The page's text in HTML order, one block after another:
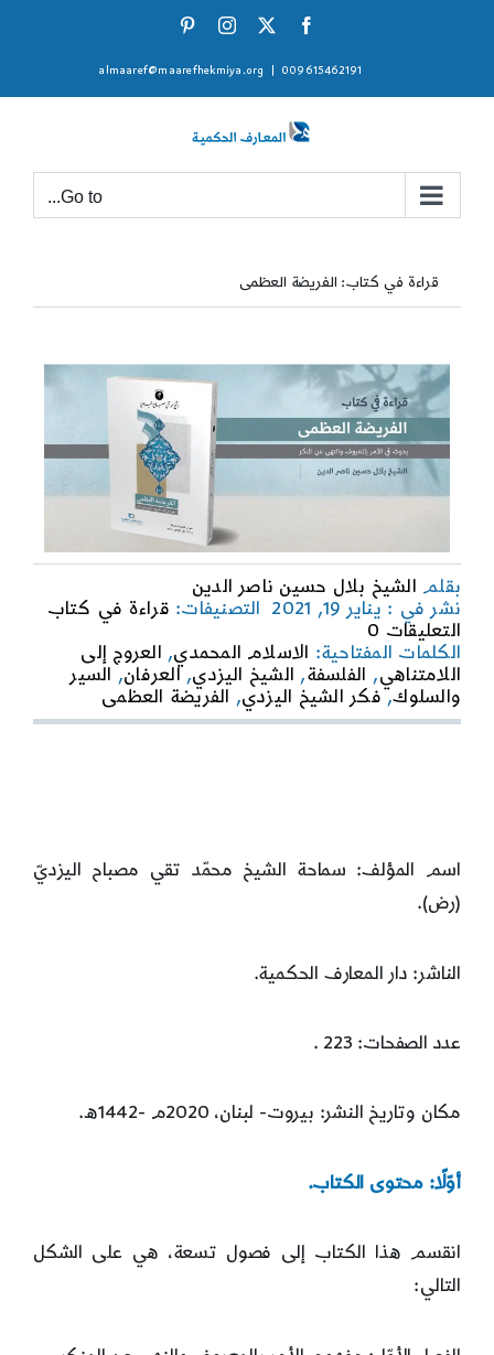
Facebook
X
Instagram
009615462191
almaaref@maarefhekmiya.org
Go to...
قراءة في كتاب: الفريضة العظمى
بقلم الشيخ بلال حسين ناصر الدين
نشر في : يناير 19, 2021
التصنيفات: قراءة في كتاب
التعليقات 0
on
قراءة
في
كتاب:
الفريضة
الكلمات المفتاحية: الاسلام المحمدي, العروج إلى
اللامتناهي, الفلسفة, الشيخ اليزدي, العرفان, السير
والسلوك, فكر الشيخ اليزدي, الفريضة العظمى
اسم المؤلف: سماحة الشيخ محمّد تقي مصباح اليزديّ
(رض).
الناشر: دار المعارف الحكمية.
عدد الصفحات: 223 .
مكان وتاريخ النشر: بيروت- لبنان، 2020م -1442ه.
أوّلًا: محتوى الكتاب.
انقسم هذا الكتاب إلى فصول تسعة، هي على الشكل
التالي: